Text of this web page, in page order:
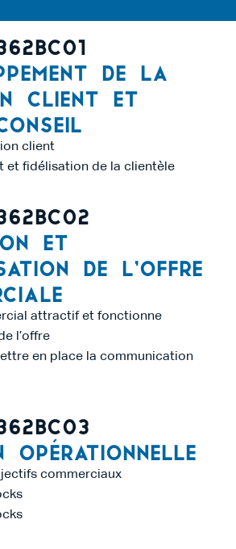
de la
client et
client
et fidélisation de la clientèle
et
de l’offre
attractif et fonctionne
l’offre
en place la communication
opérationnelle
commerciaux